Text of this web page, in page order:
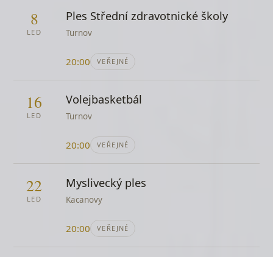
Cikánka
Colorado
Časy se mění
Čerešně
Hana Hegerová
Černí andělé
8
LED
Ples Střední zdravotnické školy
Turnov
20:00 VEŘEJNÉ
16
LED
Volejbasketbál
Turnov
20:00 VEŘEJNÉ
22
LED
Myslivecký ples
Kacanovy
20:00 VEŘEJNÉ